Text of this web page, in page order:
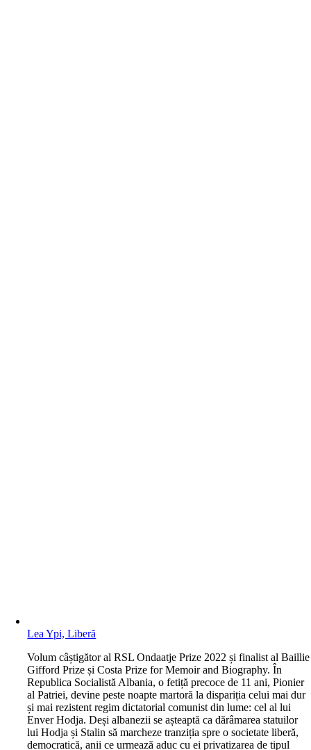
Lea Ypi, Liberă
Volum câștigător al RSL Ondaatje Prize 2022 și finalist al Baillie
Gifford Prize și Costa Prize for Memoir and Biography. În
Republica Socialistă Albania, o fetiță precoce de 11 ani, Pionier
al Patriei, devine peste noapte martoră la dispariția celui mai dur
și mai rezistent regim dictatorial comunist din lume: cel al lui
Enver Hodja. Deși albanezii se așteaptă ca dărâmarea statuilor
lui Hodja și Stalin să marcheze tranziția spre o societate liberă,
democratică, anii ce urmează aduc cu ei privatizarea de tipul